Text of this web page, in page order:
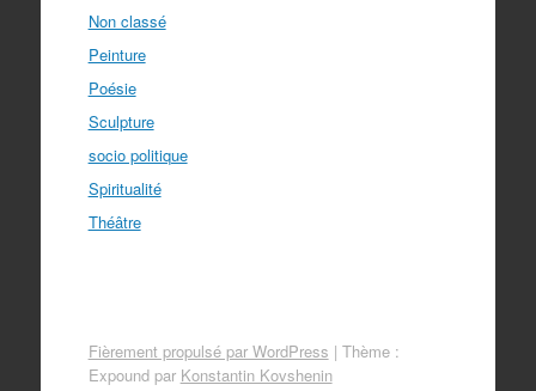
Non classé
Peinture
Poésie
Sculpture
socio politique
Spiritualité
Théâtre
Fièrement propulsé par WordPress | Thème :
Expound par Konstantin Kovshenin